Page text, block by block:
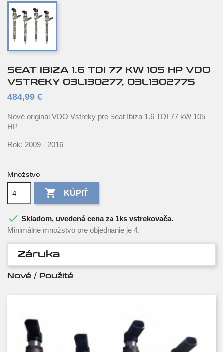
SEAT IBIZA 1.6 TDI 77 KW 105 HP VDO
VSTREKY 03L130277, 03L130277S
484,99 €
Nové originál VDO Vstreky pre Seat Ibiza 1.6 TDI 77 kW 105
HP
Rok: 2009 - 2016
Množstvo
 KÚPIŤ
 Skladom, uvedená cena za 1ks vstrekovača.
Minimálne množstvo pre objednanie je 4.
Záruka
Nové / Použité